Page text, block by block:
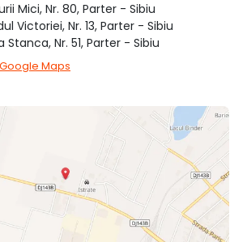
Mici, Nr. 80, Parter - Sibiu
Victoriei, Nr. 13, Parter - Sibiu
Stanca, Nr. 51, Parter - Sibiu
Maps